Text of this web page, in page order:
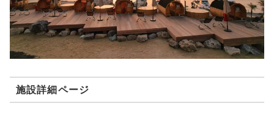
施設詳細ページ